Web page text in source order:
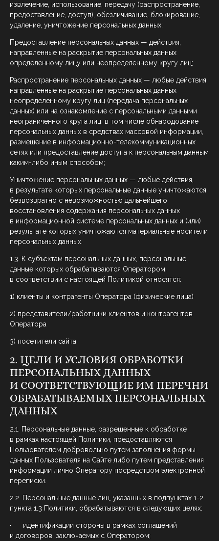
извлечение, использование, передачу (распространение,
предоставление, доступ), обезличивание, блокирование,
удаление, уничтожение персональных данных;
Предоставление персональных данных — действия,
направленные на раскрытие персональных данных
определенному лицу или неопределенному кругу лиц;
Распространение персональных данных — любые действия,
направленные на раскрытие персональных данных
неопределенному кругу лиц (передача персональных
данных) или на ознакомление с персональными данными
неограниченного круга лиц, в том числе обнародование
персональных данных в средствах массовой информации,
размещение в информационно-телекоммуникационных
сетях или предоставление доступа к персональным данным
каким-либо иным способом;
Уничтожение персональных данных — любые действия,
в результате которых персональные данные уничтожаются
безвозвратно с невозможностью дальнейшего
восстановления содержания персональных данных
в информационной системе персональных данных и (или)
результате которых уничтожаются материальные носители
персональных данных.
1.3. К субъектам персональных данных, персональные
данные которых обрабатываются Оператором,
в соответствии с настоящей Политикой относятся:
1) клиенты и контрагенты Оператора (физические лица)
2) представители/работники клиентов и контрагентов
Оператора
3) посетители сайта.
2. ЦЕЛИ И УСЛОВИЯ ОБРАБОТКИ
ПЕРСОНАЛЬНЫХ ДАННЫХ
И СООТВЕТСТВУЮЩИЕ ИМ ПЕРЕЧНИ
ОБРАБАТЫВАЕМЫХ ПЕРСОНАЛЬНЫХ
ДАННЫХ
2.1. Персональные данные, разрешенные к обработке
в рамках настоящей Политики, предоставляются
Пользователем добровольно путем заполнения формы
данных Пользователя на Сайте либо путем представления
информации лично Оператору посредством электронной
переписки.
2.2. Персональные данные лиц, указанных в подпунктах 1-2
пункта 1.3 Политики, обрабатываются в следующих целях:
· идентификации стороны в рамках соглашений
и договоров, заключаемых с Оператором;